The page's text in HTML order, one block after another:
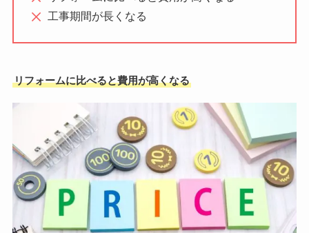
工事期間が長くなる
リフォームに比べると費用が高くなる